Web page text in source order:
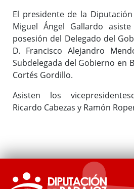
El presidente de la
Miguel Ángel Gallardo
posesión del Delegado del
D. Francisco Alejandro
Subdelegada del Gobierno en
Cortés Gordillo.
Asisten los
Ricardo Cabezas y Ramón